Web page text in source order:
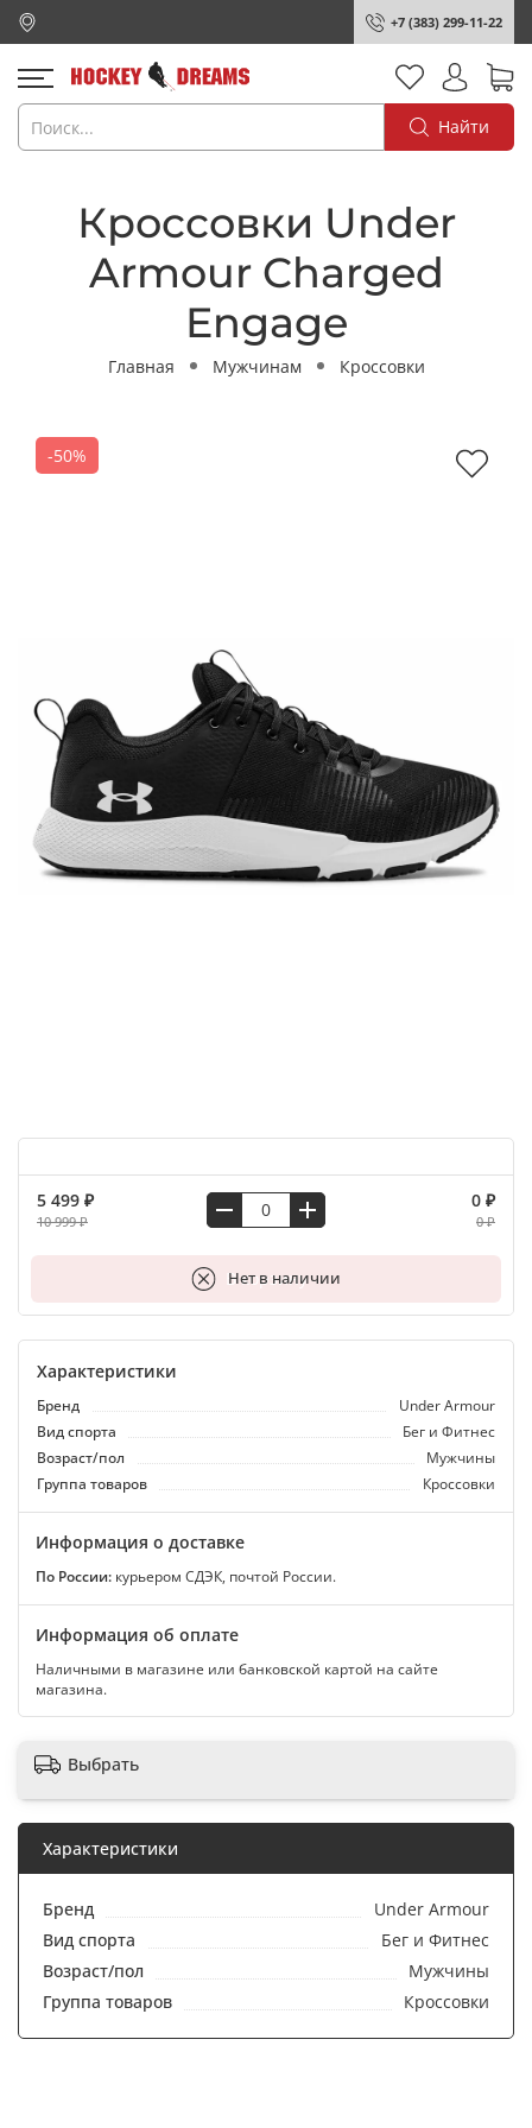
+7 (383) 299-11-22
Найти
Кроссовки Under
Armour Charged
Engage
Главная Мужчинам Кроссовки
-50%
5 499 ₽
10 999 ₽
0 ₽
0 ₽
Нет в наличии
В корзину
Характеристики
Бренд
Under Armour
Вид спорта
Бег и Фитнес
Возраст/пол
Мужчины
Группа товаров
Кроссовки
Информация о доставке
По России: курьером СДЭК, почтой России.
Информация об оплате
Наличными в магазине или банковской картой на сайте
магазина.
Выбрать
Характеристики
Бренд
Under Armour
Вид спорта
Бег и Фитнес
Возраст/пол
Мужчины
Группа товаров
Кроссовки